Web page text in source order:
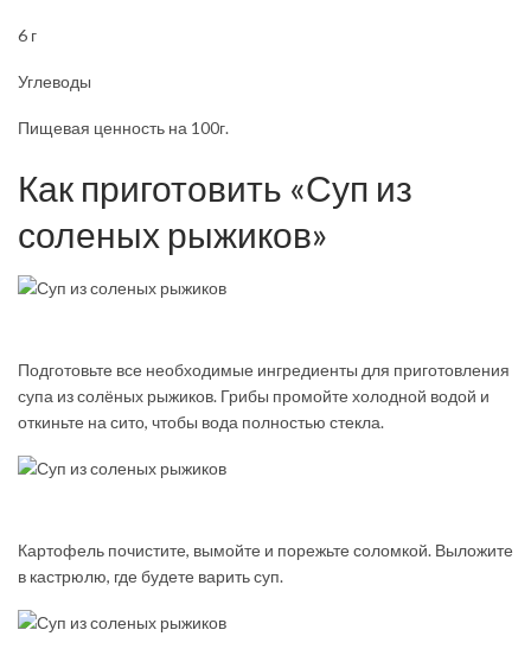
6 г
Углеводы
Пищевая ценность на 100г.
Как приготовить «Суп из
соленых рыжиков»
Подготовьте все необходимые ингредиенты для приготовления
супа из солёных рыжиков. Грибы промойте холодной водой и
откиньте на сито, чтобы вода полностью стекла.
Картофель почистите, вымойте и порежьте соломкой. Выложите
в кастрюлю, где будете варить суп.